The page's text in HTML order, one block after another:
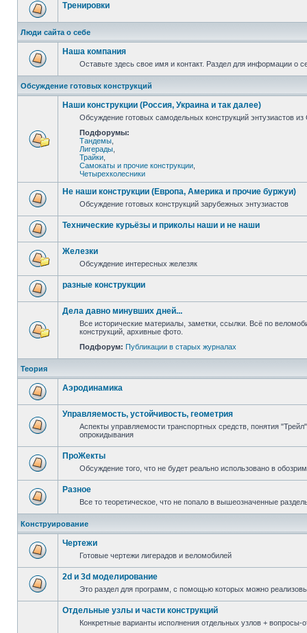
Тренировки
Люди сайта о себе
Наша компания
Оставьте здесь свое имя и контакт. Раздел для информации о
Обсуждение готовых конструкций
Наши конструкции (Россия, Украина и так далее)
Обсуждение готовых самодельных конструкций энтузиастов
Подфорумы:
Тандемы
Лигерады
Трайки
Самокаты и прочие конструкции
Четырехколесники
Не наши конструкции (Европа, Америка и прочие буржуи)
Обсуждение готовых конструкций зарубежных энтузиастов
Технические курьёзы и приколы наши и не наши
Железки
Обсуждение интересных железяк
разные конструкции
Дела давно минувших дней...
Все исторические материалы, заметки, ссылки. Всё по
конструкций, архивные фото.
Подфорум: Публикации в старых журналах
Теория
Аэродинамика
Управляемость, устойчивость, геометрия
Аспекты управляемости транспортных средств, понятия
опрокидывания
ПроЖекты
Обсуждение того, что не будет реально использовано в
Разное
Все то теоретическое, что не попало в вышеозначенные
Конструирование
Чертежи
Готовые чертежи лигерадов и веломобилей
2d и 3d моделирование
Это раздел для программ, с помощью которых можно
Отдельные узлы и части конструкций
Конкретные варианты исполнения отдельных узлов + вопросы-